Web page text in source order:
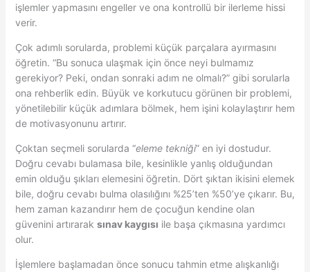
işlemler yapmasını engeller ve ona kontrollü bir ilerleme hissi
verir.
Çok adımlı sorularda, problemi küçük parçalara ayırmasını
öğretin. “Bu sonuca ulaşmak için önce neyi bulmamız
gerekiyor? Peki, ondan sonraki adım ne olmalı?” gibi sorularla
ona rehberlik edin. Büyük ve korkutucu görünen bir problemi,
yönetilebilir küçük adımlara bölmek, hem işini kolaylaştırır hem
de motivasyonunu artırır.
Çoktan seçmeli sorularda “eleme tekniği” en iyi dostudur.
Doğru cevabı bulamasa bile, kesinlikle yanlış olduğundan
emin olduğu şıkları elemesini öğretin. Dört şıktan ikisini elemek
bile, doğru cevabı bulma olasılığını %25’ten %50’ye çıkarır. Bu,
hem zaman kazandırır hem de çocuğun kendine olan
güvenini artırarak sınav kaygısı ile başa çıkmasına yardımcı
olur.
İşlemlere başlamadan önce sonucu tahmin etme alışkanlığı